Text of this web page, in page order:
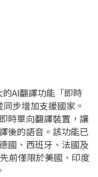
AI翻譯功能「即時
步增加支援國家。
時單向翻譯裝置，讓
後的語音。該功能已
國、西班牙、法國及
前僅限於美國、印度